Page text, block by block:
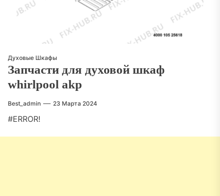
Духовые Шкафы
Запчасти для духовой шкаф
whirlpool akp
Best_admin 23 Марта 2024
#ERROR!